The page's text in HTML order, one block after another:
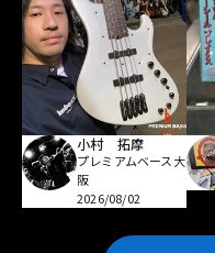
小村 拓摩
プレミアムベース大
阪
2026/08/02